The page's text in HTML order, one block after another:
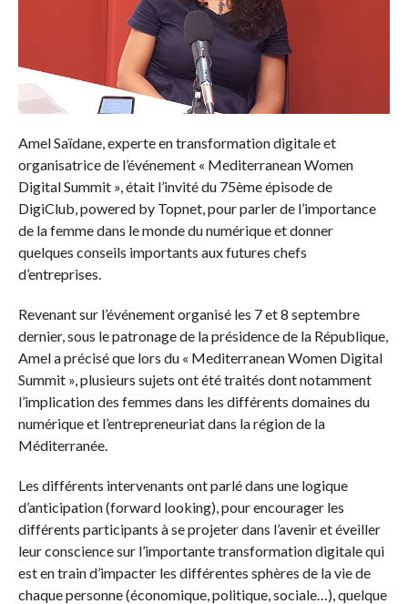
Amel Saïdane, experte en transformation digitale et
organisatrice de l’événement « Mediterranean Women
Digital Summit », était l’invité du 75ème épisode de
DigiClub, powered by Topnet, pour parler de l’importance
de la femme dans le monde du numérique et donner
quelques conseils importants aux futures chefs
d’entreprises.
Revenant sur l’événement organisé les 7 et 8 septembre
dernier, sous le patronage de la présidence de la République,
Amel a précisé que lors du « Mediterranean Women Digital
Summit », plusieurs sujets ont été traités dont notamment
l’implication des femmes dans les différents domaines du
numérique et l’entrepreneuriat dans la région de la
Méditerranée.
Les différents intervenants ont parlé dans une logique
d’anticipation (forward looking), pour encourager les
différents participants à se projeter dans l’avenir et éveiller
leur conscience sur l’importante transformation digitale qui
est en train d’impacter les différentes sphères de la vie de
chaque personne (économique, politique, sociale…), quelque